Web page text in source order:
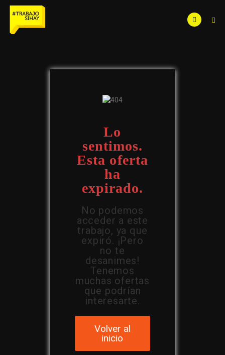
Lo
sentimos.
Esta oferta
ha
expirado.
No podemos
acceder a este
trabajo, ya que
expiró. ¡Pero
no te
desanimes!
Tenemos
muchas ofertas
que podrían
interesarte.
Volver al
inicio